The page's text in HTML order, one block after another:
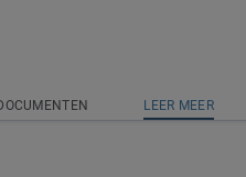
LEER MEER